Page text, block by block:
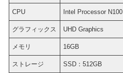
CPU Intel Processor N100
グラフィックス UHD Graphics
メモリ 16GB
ストレージ SSD：512GB